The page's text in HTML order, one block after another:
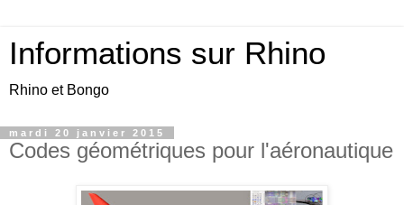
Informations sur Rhino
Rhino et Bongo
mardi 20 janvier 2015
Codes géométriques pour l'aéronautique